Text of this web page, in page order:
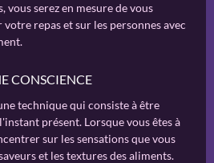
serez en mesure de vous
repas et sur les personnes avec
CONSCIENCE
technique qui consiste à être
présent. Lorsque vous êtes à
sur les sensations que vous
et les textures des aliments.